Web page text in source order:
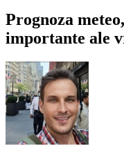
Prognoza
importante ale